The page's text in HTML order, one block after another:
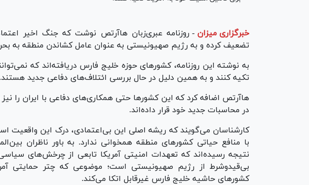
خبرگزاری میزان - روزنامه عبری‌زبان هاآرتص نوشت که جنگ اخیر
تضعیف کرده و به رژیم صهیونیستی به عنوان عامل کشاندن منطقه به
به نوشته این روزنامه، کشورهای حوزه خلیج فارس دریافته‌اند که
تکیه کنند و به همین دلیل در حال بررسی ائتلاف‌های دفاعی جدید هستند.
هاآرتص اضافه کرد که این کشورها حتی همکاری‌های دفاعی با ایران را
در محاسبات جدید خود قرار داده‌اند.
کارشناسان می‌گویند که ریشه اصلی این بی‌اعتمادی، درک این واقعیت
با منافع حیاتی کشور‌های منطقه همخوانی ندارد. به باور ناظران
نتیجه رسیده‌اند که تعهدات امنیتی آمریکا تابعی از چرخش‌های
بی‌قیدوشرط از رژیم صهیونیستی است؛ موضوعی که چتر حمایتی
کشور‌های حاشیه خلیج فارس غیرقابل اتکا می‌کند.